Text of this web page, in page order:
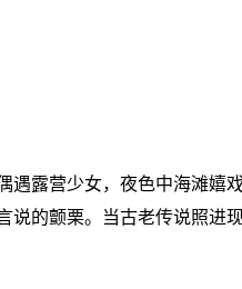
露营少女，夜色中海滩
的颤栗。当古老传说照进